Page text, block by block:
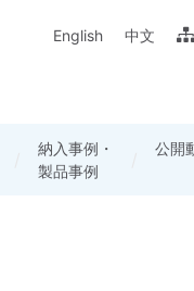
納入事例・
製品事例
公開
産業用カメラ
基礎講座
各
カタログ・
リーフレット
製
English 中文